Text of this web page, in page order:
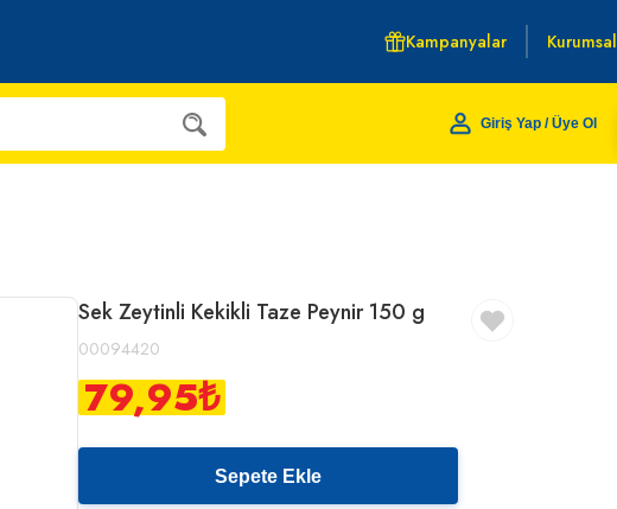
Kampanyalar Kurumsal
Giriş Yap / Üye Ol
Sek Zeytinli Kekikli Taze Peynir 150 g
00094420
79,95₺
Sepete Ekle